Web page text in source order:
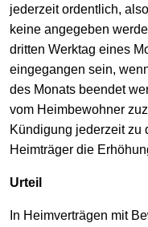
jederzeit ordentlich,
keine angegeben
dritten Werktag eines
eingegangen sein,
des Monats beendet
vom Heimbewohner
Kündigung jederzeit zu
Heimträger die
Urteil
In Heimverträgen mit